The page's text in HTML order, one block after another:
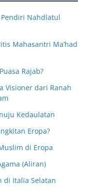
Pendiri Nahdlatul
Mahasantri Ma’had
Rajab?
Visioner dari Ranah
Kedaulatan
Eropa?
di Eropa
(Aliran)
di Italia Selatan